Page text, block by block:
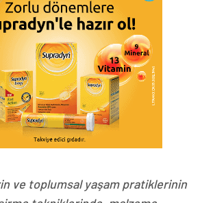
ve toplumsal yaşam pratiklerinin